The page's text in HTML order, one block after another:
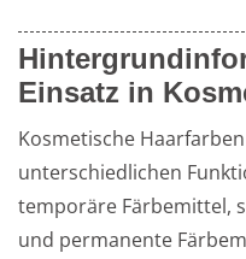
Einsatz in
Kosmetische
unterschiedlichen
temporäre Färbemittel,
und permanente